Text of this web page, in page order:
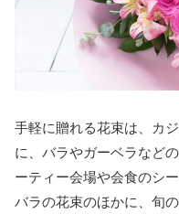
手軽に贈れる花束は、カ
に、バラやガーベラなど
ーティー会場や会食のシ
バラの花束のほかに、旬